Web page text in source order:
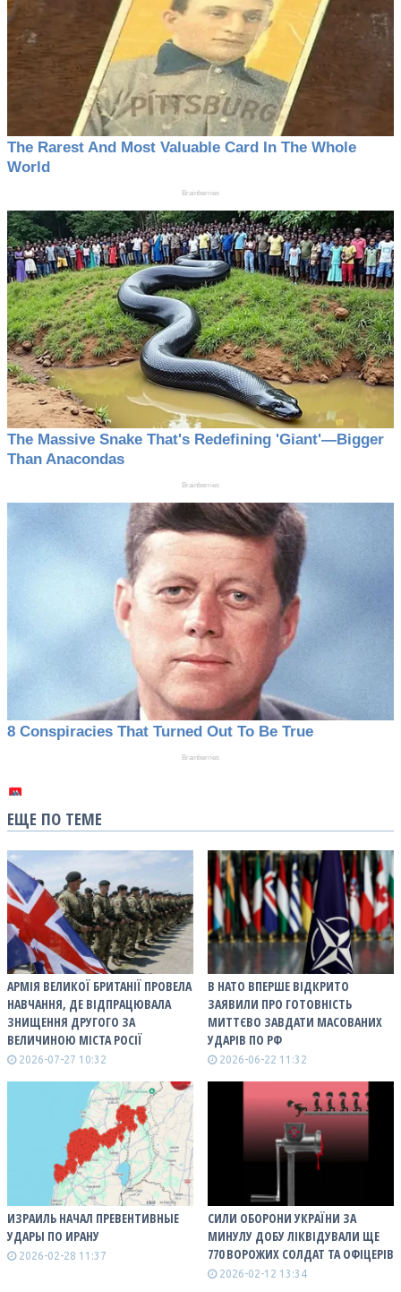
ЕЩЕ ПО ТЕМЕ
АРМІЯ ВЕЛИКОЇ БРИТАНІЇ ПРОВЕЛА
НАВЧАННЯ, ДЕ ВІДПРАЦЮВАЛА
ЗНИЩЕННЯ ДРУГОГО ЗА
ВЕЛИЧИНОЮ МІСТА РОСІЇ
2026-07-27 10:32
В НАТО ВПЕРШЕ ВІДКРИТО
ЗАЯВИЛИ ПРО ГОТОВНІСТЬ
МИТТЄВО ЗАВДАТИ МАСОВАНИХ
УДАРІВ ПО РФ
2026-06-22 11:32
ИЗРАИЛЬ НАЧАЛ ПРЕВЕНТИВНЫЕ
УДАРЫ ПО ИРАНУ
2026-02-28 11:37
СИЛИ ОБОРОНИ УКРАЇНИ ЗА
МИНУЛУ ДОБУ ЛІКВІДУВАЛИ ЩЕ
770 ВОРОЖИХ СОЛДАТ ТА ОФІЦЕРІВ
2026-02-12 13:34